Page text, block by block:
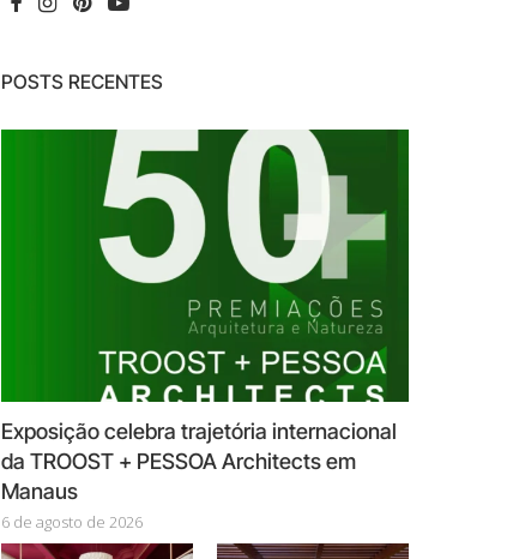
POSTS RECENTES
Exposição celebra trajetória internacional
da TROOST + PESSOA Architects em
Manaus
6 de agosto de 2026